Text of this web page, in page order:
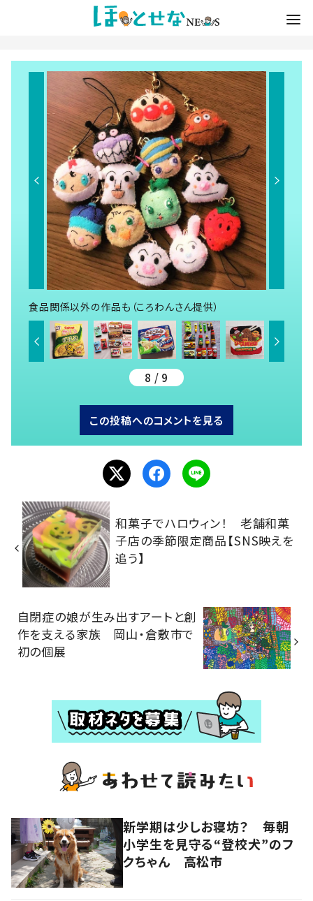
食品関係以外の作品も（ころわんさん提供）
8 / 9
この投稿へのコメントを見る
和菓子でハロウィン！ 老舗和菓
子店の季節限定商品【SNS映えを
追う】
自閉症の娘が生み出すアートと創
作を支える家族 岡山・倉敷市で
初の個展
新学期は少しお寝坊？ 毎朝
小学生を見守る“登校犬”のフ
クちゃん 高松市